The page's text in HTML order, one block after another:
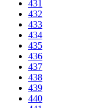
431
432
433
434
435
436
437
438
439
440